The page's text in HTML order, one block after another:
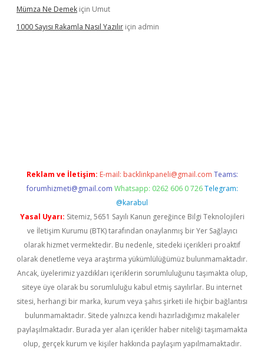
Mümza Ne Demek için Umut
1000 Sayısı Rakamla Nasıl Yazılır için admin
Reklam ve İletişim: E-mail: backlinkpaneli@gmail.com Teams:
forumhizmeti@gmail.com Whatsapp: 0262 606 0 726 Telegram:
@karabul
Yasal Uyarı: Sitemiz, 5651 Sayılı Kanun gereğince Bilgi Teknolojileri
ve İletişim Kurumu (BTK) tarafından onaylanmış bir Yer Sağlayıcı
olarak hizmet vermektedir. Bu nedenle, sitedeki içerikleri proaktif
olarak denetleme veya araştırma yükümlülüğümüz bulunmamaktadır.
Ancak, üyelerimiz yazdıkları içeriklerin sorumluluğunu taşımakta olup,
siteye üye olarak bu sorumluluğu kabul etmiş sayılırlar. Bu internet
sitesi, herhangi bir marka, kurum veya şahıs şirketi ile hiçbir bağlantısı
bulunmamaktadır. Sitede yalnızca kendi hazırladığımız makaleler
paylaşılmaktadır. Burada yer alan içerikler haber niteliği taşımamakta
olup, gerçek kurum ve kişiler hakkında paylaşım yapılmamaktadır.